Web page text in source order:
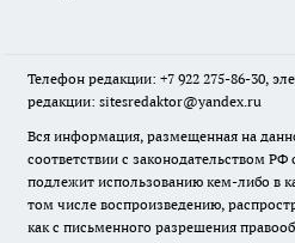
Телефон редакции: +7 922 275-86-30,
редакции: sitesredaktor@yandex.ru
Вся информация, размещенная на
соответствии с законодательством РФ
подлежит использованию кем-либо в
том числе воспроизведению,
как с письменного разрешения